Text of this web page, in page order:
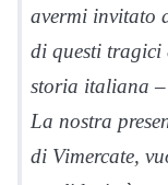
avermi invitato
di questi tragici
storia italiana –
La nostra
di Vimercate,